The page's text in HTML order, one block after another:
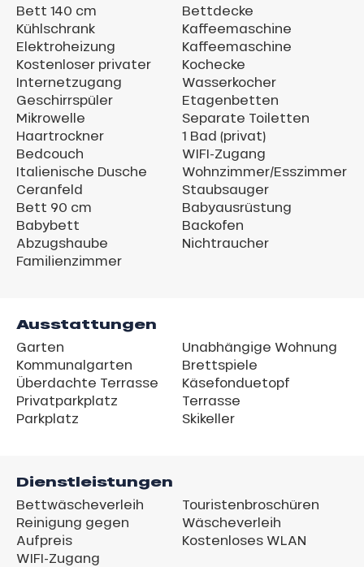
Bett 140 cm
Kühlschrank
Elektroheizung
Kostenloser privater
Internetzugang
Geschirrspüler
Mikrowelle
Haartrockner
Bedcouch
Italienische Dusche
Ceranfeld
Bett 90 cm
Babybett
Abzugshaube
Familienzimmer
Bettdecke
Kaffeemaschine
Kaffeemaschine
Kochecke
Wasserkocher
Etagenbetten
Separate Toiletten
1 Bad (privat)
WIFI-Zugang
Wohnzimmer/Esszimmer
Staubsauger
Babyausrüstung
Backofen
Nichtraucher
Ausstattungen
Garten
Kommunalgarten
Überdachte Terrasse
Privatparkplatz
Parkplatz
Unabhängige Wohnung
Brettspiele
Käsefonduetopf
Terrasse
Skikeller
Dienstleistungen
Bettwäscheverleih
Reinigung gegen
Aufpreis
WIFI-Zugang
Touristenbroschüren
Wäscheverleih
Kostenloses WLAN